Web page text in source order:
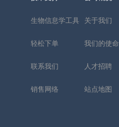
生物信息学工具
轻松下单
联系我们
销售网络
关于我们
我们的使命
人才招聘
站点地图